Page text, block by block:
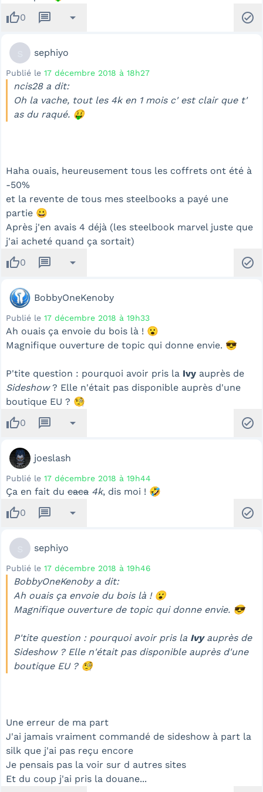
thumb_up0 message arrow_drop_down check_circle
sephiyo
Publié le 17 décembre 2018 à 18h27
ncis28 a dit:
Oh la vache, tout les 4k en 1 mois c' est clair que t'
as du raqué. 🤑
Haha ouais, heureusement tous les coffrets ont été à
-50%
et la revente de tous mes steelbooks a payé une
partie 😀
Après j'en avais 4 déjà (les steelbook marvel juste que
j'ai acheté quand ça sortait)
thumb_up0 message arrow_drop_down check_circle
BobbyOneKenoby
Publié le 17 décembre 2018 à 19h33
Ah ouais ça envoie du bois là ! 😮
Magnifique ouverture de topic qui donne envie. 😎
P'tite question : pourquoi avoir pris la Ivy auprès de
Sideshow? Elle n'était pas disponible auprès d'une
boutique EU ? 🧐
thumb_up0 message arrow_drop_down check_circle
joeslash
Publié le 17 décembre 2018 à 19h44
Ça en fait du caca 4k, dis moi ! 🤣
thumb_up0 message arrow_drop_down check_circle
sephiyo
Publié le 17 décembre 2018 à 19h46
BobbyOneKenoby a dit:
Ah ouais ça envoie du bois là ! 😮
Magnifique ouverture de topic qui donne envie. 😎
P'tite question : pourquoi avoir pris la Ivyauprès de
Sideshow? Elle n'était pas disponible auprès d'une
boutique EU ? 🧐
Une erreur de ma part
J'ai jamais vraiment commandé de sideshow à part la
silk que j'ai pas reçu encore
Je pensais pas la voir sur d autres sites
Et du coup j'ai pris la douane...